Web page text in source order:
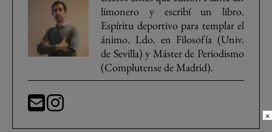
limonero y escribí un libro.
Espíritu deportivo para templar el
ánimo. Ldo. en Filosofía (Univ.
de Sevilla) y Máster de Periodismo
(Complutense de Madrid).
×